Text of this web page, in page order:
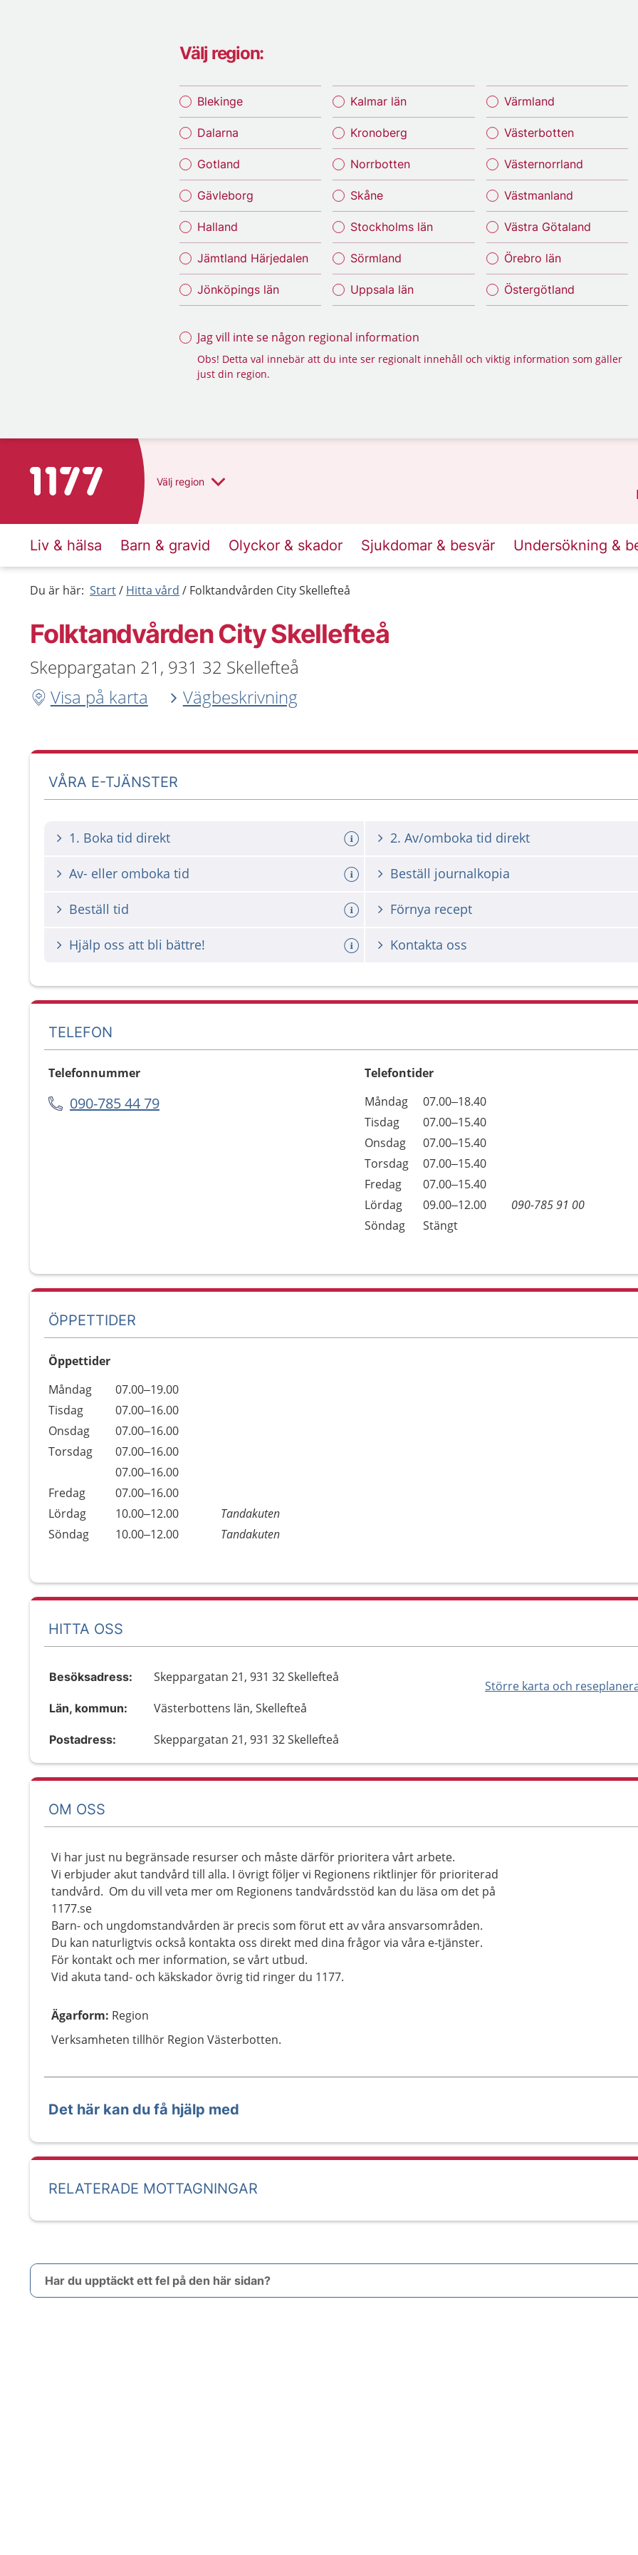
Välj region:
Blekinge
Dalarna
Gotland
Gävleborg
Halland
Jämtland Härjedalen
Jönköpings län
Kalmar län
Kronoberg
Norrbotten
Skåne
Stockholms län
Sörmland
Uppsala län
Värmland
Västerbotten
Västernorrland
Västmanland
Västra Götaland
Örebro län
Östergötland
Jag vill inte se någon regional information
Obs! Detta val innebär att du inte ser regionalt innehåll och viktig information som gäller
just din region.
Till startsidan för 1177 Välj region
Liv & hälsa Barn & gravid Olyckor & skador Sjukdomar & besvär Undersökning &
Du är här: Start Hitta vård Folktandvården City Skellefteå
Folktandvården City Skellefteå
Skeppargatan 21, 931 32 Skellefteå
Visa på karta
Vägbeskrivning
VÅRA E-TJÄNSTER
1. Boka tid direkt 2. Av/omboka tid direkt
Av- eller omboka tid Beställ journalkopia
Beställ tid Förnya recept
Hjälp oss att bli bättre! Kontakta oss
TELEFON
Telefonnummer
090-785 44 79
Telefontider
Dag
Öppettider
Kommentarer
Måndag
07.00–18.40
Tisdag
07.00–15.40
Onsdag
07.00–15.40
Torsdag
07.00–15.40
Fredag
07.00–15.40
Lördag
09.00–12.00
090-785 91 00
Söndag
Stängt
ÖPPETTIDER
Öppettider
Dag
Öppettider
Kommentarer
Måndag
07.00–19.00
Tisdag
07.00–16.00
Onsdag
07.00–16.00
Torsdag
07.00–16.00
07.00–16.00
Fredag
07.00–16.00
Lördag
10.00–12.00
Tandakuten
Söndag
10.00–12.00 Tandakuten
HITTA OSS
Större karta och
Besöksadress: Skeppargatan 21, 931 32 Skellefteå
Län, kommun: Västerbottens län, Skellefteå
Postadress: Skeppargatan 21, 931 32 Skellefteå
OM OSS
Vi har just nu begränsade resurser och måste därför prioritera vårt arbete.
Vi erbjuder akut tandvård till alla. I övrigt följer vi Regionens riktlinjer för prioriterad
tandvård. Om du vill veta mer om Regionens tandvårdsstöd kan du läsa om det på
1177.se
Barn- och ungdomstandvården är precis som förut ett av våra ansvarsområden.
Du kan naturligtvis också kontakta oss direkt med dina frågor via våra e-tjänster.
För kontakt och mer information, se vårt utbud.
Vid akuta tand- och käkskador övrig tid ringer du 1177.
Ägarform: Region
Verksamheten tillhör Region Västerbotten.
Det här kan du få hjälp med
RELATERADE MOTTAGNINGAR
Har du upptäckt ett fel på den här sidan?